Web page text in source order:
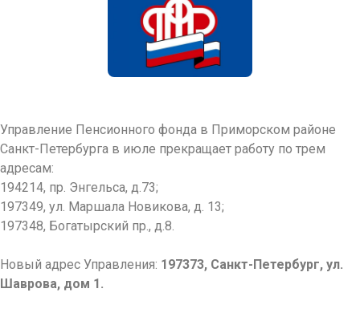
Управление Пенсионного фонда в Приморском районе
Санкт-Петербурга в июле прекращает работу по трем
адресам:
194214, пр. Энгельса, д.73;
197349, ул. Маршала Новикова, д. 13;
197348, Богатырский пр., д.8.
Новый адрес Управления: 197373, Санкт-Петербург, ул.
Шаврова, дом 1.